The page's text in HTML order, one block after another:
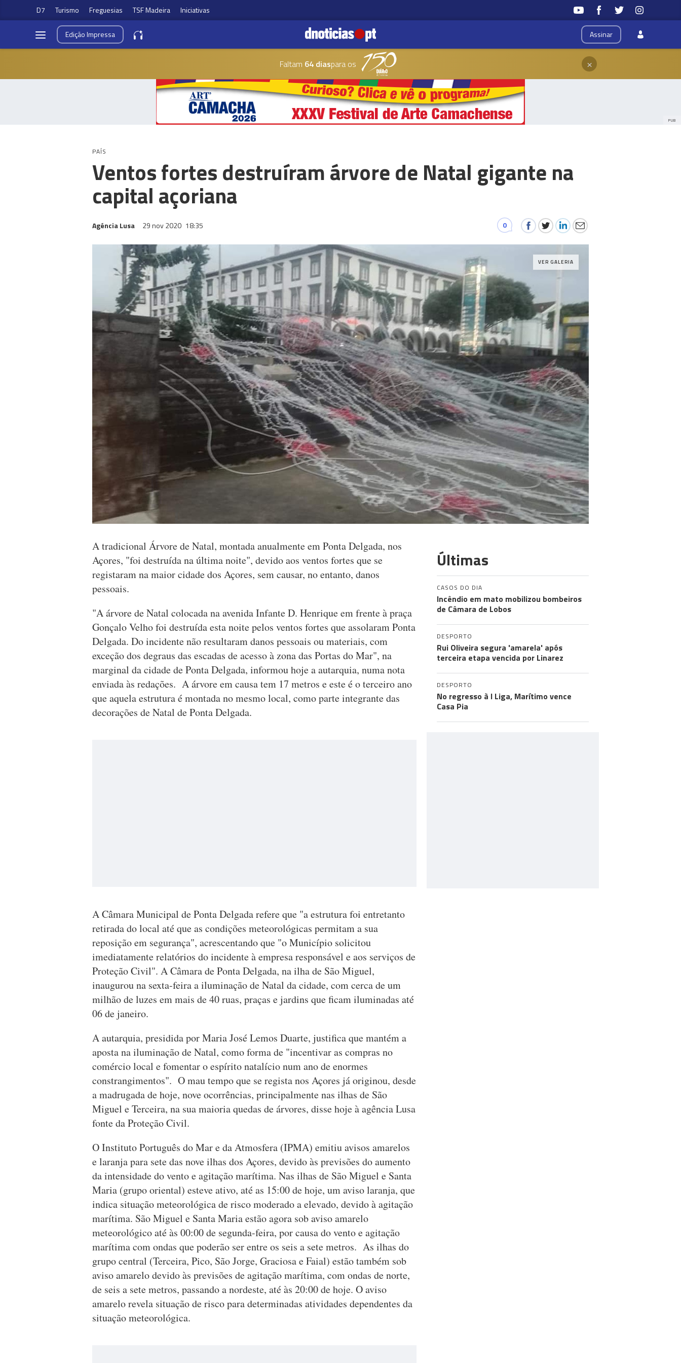
D7 Turismo Freguesias TSF Madeira Iniciativas
Assinar
EdiçãoImpressa
Faltam 64 diaspara os ×
PUB
PAÍS
Ventos fortes destruíram árvore de Natal gigante na
capital açoriana
Agéncia Lusa 29 nov 2020 18:35 0
VER GALERIA
A tradicional Árvore de Natal, montada anualmente em Ponta Delgada, nos
Açores, "foi destruída na última noite", devido aos ventos fortes que se
registaram na maior cidade dos Açores, sem causar, no entanto, danos
pessoais.
"A árvore de Natal colocada na avenida Infante D. Henrique em frente à praça
Gonçalo Velho foi destruída esta noite pelos ventos fortes que assolaram Ponta
Delgada. Do incidente não resultaram danos pessoais ou materiais, com
exceção dos degraus das escadas de acesso à zona das Portas do Mar", na
marginal da cidade de Ponta Delgada, informou hoje a autarquia, numa nota
enviada às redações. A árvore em causa tem 17 metros e este é o terceiro ano
que aquela estrutura é montada no mesmo local, como parte integrante das
decorações de Natal de Ponta Delgada.
A Câmara Municipal de Ponta Delgada refere que "a estrutura foi entretanto
retirada do local até que as condições meteorológicas permitam a sua
reposição em segurança", acrescentando que "o Município solicitou
imediatamente relatórios do incidente à empresa responsável e aos serviços de
Proteção Civil". A Câmara de Ponta Delgada, na ilha de São Miguel,
inaugurou na sexta-feira a iluminação de Natal da cidade, com cerca de um
milhão de luzes em mais de 40 ruas, praças e jardins que ficam iluminadas até
06 de janeiro.
A autarquia, presidida por Maria José Lemos Duarte, justifica que mantém a
aposta na iluminação de Natal, como forma de "incentivar as compras no
comércio local e fomentar o espírito natalício num ano de enormes
constrangimentos". O mau tempo que se regista nos Açores já originou, desde
a madrugada de hoje, nove ocorrências, principalmente nas ilhas de São
Miguel e Terceira, na sua maioria quedas de árvores, disse hoje à agência Lusa
fonte da Proteção Civil.
O Instituto Português do Mar e da Atmosfera (IPMA) emitiu avisos amarelos
e laranja para sete das nove ilhas dos Açores, devido às previsões do aumento
da intensidade do vento e agitação marítima. Nas ilhas de São Miguel e Santa
Maria (grupo oriental) esteve ativo, até as 15:00 de hoje, um aviso laranja, que
indica situação meteorológica de risco moderado a elevado, devido à agitação
marítima. São Miguel e Santa Maria estão agora sob aviso amarelo
meteorológico até às 00:00 de segunda-feira, por causa do vento e agitação
marítima com ondas que poderão ser entre os seis a sete metros. As ilhas do
grupo central (Terceira, Pico, São Jorge, Graciosa e Faial) estão também sob
aviso amarelo devido às previsões de agitação marítima, com ondas de norte,
de seis a sete metros, passando a nordeste, até às 20:00 de hoje. O aviso
amarelo revela situação de risco para determinadas atividades dependentes da
situação meteorológica.
Últimas
CASOS DO DIA
Incêndio em mato mobilizou bombeiros
de Câmara de Lobos
DESPORTO
Rui Oliveira segura 'amarela' após
terceira etapa vencida por Linarez
DESPORTO
No regresso à I Liga, Marítimo vence
Casa Pia